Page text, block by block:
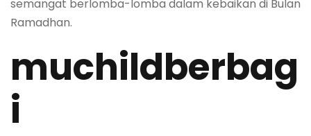
semangat berlomba-lomba dalam kebaikan di Bulan
Ramadhan.
muchildberbag
i